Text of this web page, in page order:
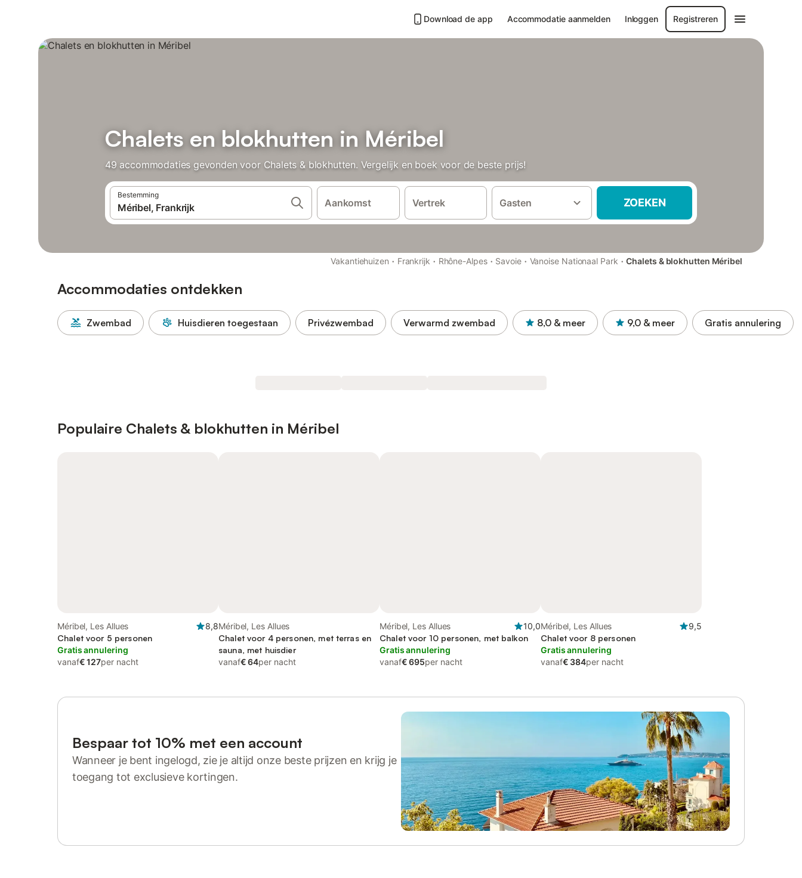
Download de app Accommodatie aanmelden Inloggen Registreren
Chalets en blokhutten in Méribel
49 accommodaties gevonden voor Chalets & blokhutten. Vergelijk en boek voor de beste prijs!
Bestemming
Aankomst Vertrek Gasten ZOEKEN
Vakantiehuizen · Frankrijk · Rhône-Alpes · Savoie · Vanoise Nationaal Park · Chalets & blokhutten Méribel
Accommodaties ontdekken
Zwembad Huisdieren toegestaan Privézwembad Verwarmd zwembad 8,0 & meer 9,0 & meer Gratis annulering
Populaire Chalets & blokhutten in Méribel
Méribel, Les Allues
8,8
Chalet voor 5 personen
Gratis annulering
vanaf€ 127per nacht
Méribel, Les Allues
Chalet voor 4 personen, met terras en
sauna, met huisdier
vanaf€ 64per nacht
Méribel, Les Allues
10,0
Chalet voor 10 personen, met balkon
Gratis annulering
vanaf€ 695per nacht
Méribel, Les Allues
9,5
Chalet voor 8 personen
Gratis annulering
vanaf€ 384per nacht
Bespaar tot 10% met een account
Wanneer je bent ingelogd, zie je altijd onze beste prijzen en krijg je
toegang tot exclusieve kortingen.